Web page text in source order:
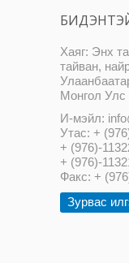
Хаяг: Энх
тайван,
Монгол Улс
И-мэйл:
Утас: +
+ (976)-
+ (976)-
Факс: +
Зурвас